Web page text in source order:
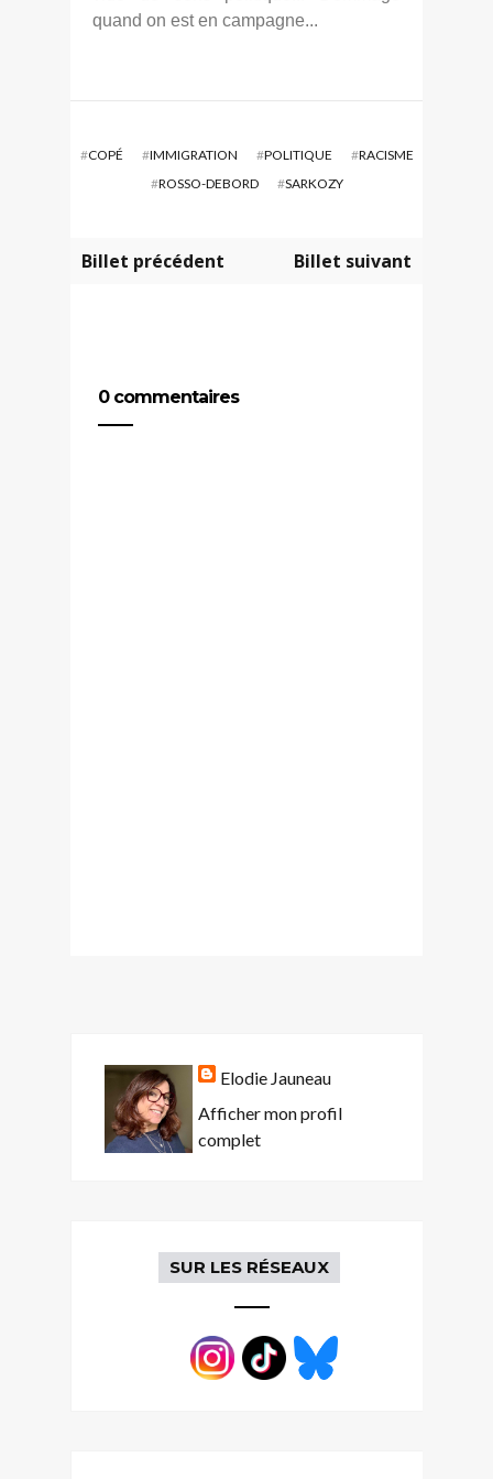
quand on est en campagne...
#COPÉ #IMMIGRATION #POLITIQUE #RACISME
#ROSSO-DEBORD #SARKOZY
Billet précédent Billet suivant
0 commentaires
Elodie Jauneau
Afficher mon profil
complet
SUR LES RÉSEAUX